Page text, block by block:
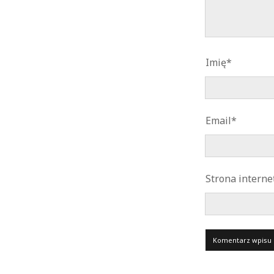
Imię*
Email*
Strona